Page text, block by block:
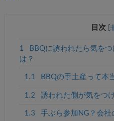
目次 [
1
BBQに誘われたら気を
は？
1.1 BBQの手土産って本
1.2 誘われた側が気をつ
1.3 手ぶら参加NG？会